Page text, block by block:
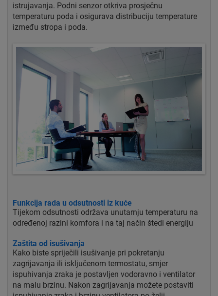
istrujavanja. Podni senzor otkriva prosječnu
temperaturu poda i osigurava distribuciju temperature
između stropa i poda.
Funkcija rada u odsutnosti iz kuće
Tijekom odsutnosti održava unutarnju temperaturu na
određenoj razini komfora i na taj način štedi energiju
Zaštita od isušivanja
Kako biste spriječili isušivanje pri pokretanju
zagrijavanja ili isključenom termostatu, smjer
ispuhivanja zraka je postavljen vodoravno i ventilator
na malu brzinu. Nakon zagrijavanja možete postaviti